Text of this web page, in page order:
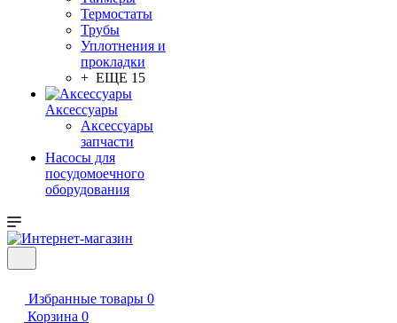
Термостаты
Трубы
Уплотнения и
прокладки
+ ЕЩЕ 15
Аксессуары
Аксессуары
запчасти
Насосы для
посудомоечного
оборудования
Избранные товары 0
Корзина 0